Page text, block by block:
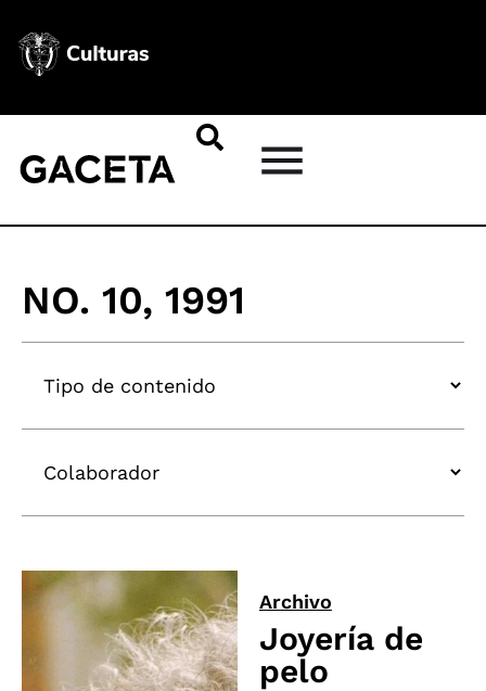
NO. 10, 1991
Archivo
Joyería de
pelo